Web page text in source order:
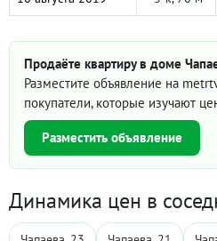
Продаёте квартиру в доме
Разместите объявление на
покупатели, которые изучают
Разместить объявление
Динамика цен в